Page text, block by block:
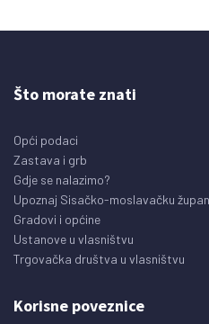
Što morate znati
Opći podaci
Zastava i grb
Gdje se nalazimo?
Upoznaj Sisačko-moslavačku
Gradovi i općine
Ustanove u vlasništvu
Trgovačka društva u vlasništvu
Korisne poveznice